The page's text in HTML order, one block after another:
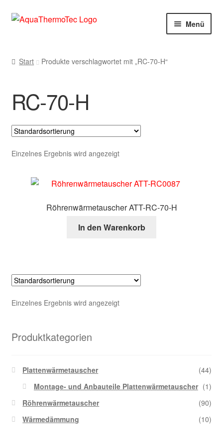
Zur
Zum
Menü
Benutzerkonto
Blog
Cookie-Richtlinie
Datenschutzerklärung
Impressum
Warenkorb
Start Produkte verschlagwortet mit „RC-70-H“
RC-70-H
Einzelnes Ergebnis wird angezeigt
Röhrenwärmetauscher ATT-RC-70-H
In den Warenkorb
Einzelnes Ergebnis wird angezeigt
Produktkategorien
Plattenwärmetauscher
(44)
Montage- und Anbauteile Plattenwärmetauscher (1)
Röhrenwärmetauscher
(90)
Wärmedämmung
(10)